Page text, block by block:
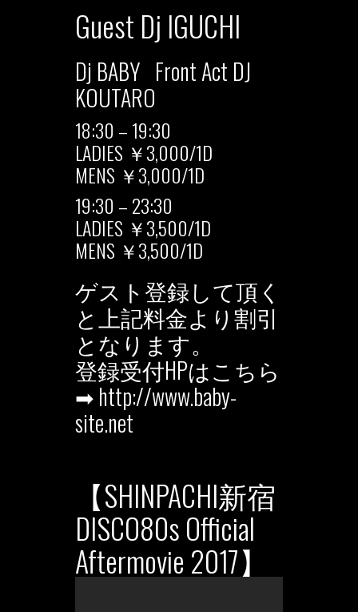
Guest Dj IGUCHI
Dj BABY Front Act DJ
KOUTARO
18:30 – 19:30
LADIES ￥3,000/1D
MENS ￥3,000/1D
19:30 – 23:30
LADIES ￥3,500/1D
MENS ￥3,500/1D
ゲスト登録して頂く
と上記料金より割引
となります。
登録受付HPはこちら
➡︎ http://www.baby-
site.net
【SHINPACHI新宿
DISCO80s Official
Aftermovie 2017】